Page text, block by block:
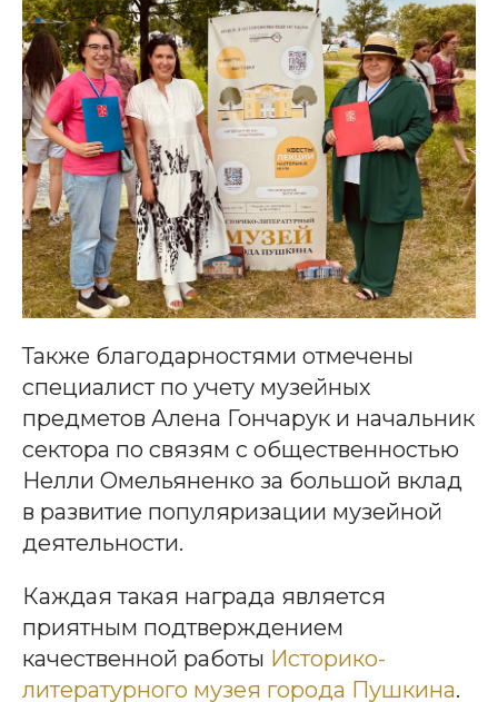
Также благодарностями отмечены
специалист по учету музейных
предметов Алена Гончарук и начальник
сектора по связям с общественностью
Нелли Омельяненко за большой вклад
в развитие популяризации музейной
деятельности.
Каждая такая награда является
приятным подтверждением
качественной работы Историко-
литературного музея города Пушкина.